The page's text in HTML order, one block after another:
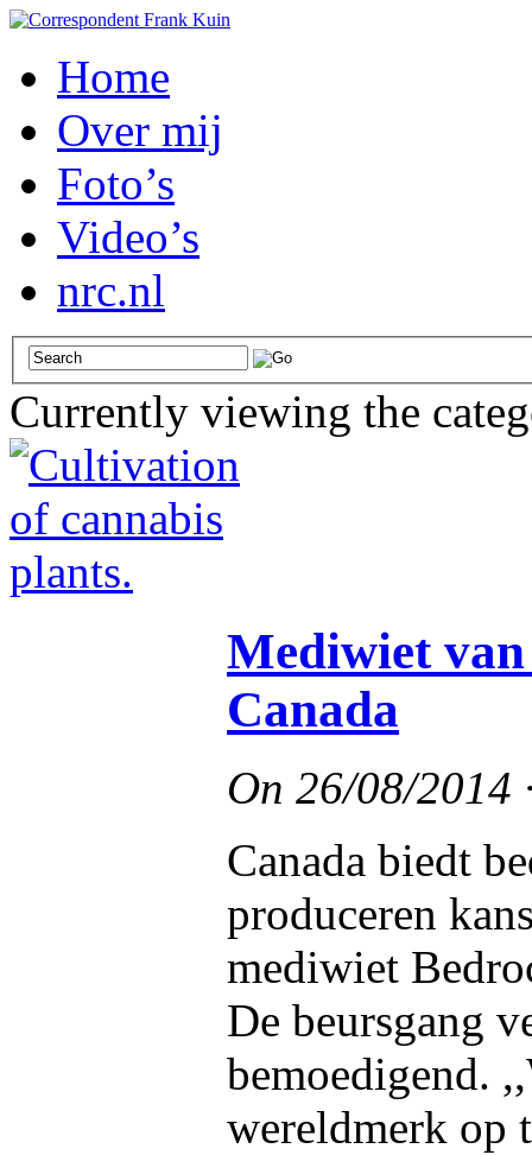
Home
Over mij
Foto’s
Video’s
nrc.nl
Currently viewing the
Mediwiet
Canada
On 26/08/2014
Canada biedt
produceren
mediwiet
De beursgang
bemoedigend.
wereldmerk op